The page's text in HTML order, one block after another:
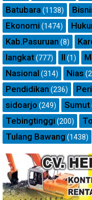
Batubara(1138)
Ekonomi (1474)
Kab.Pasuruan (8)
langkat(777) ll (1)
Nasional (314) Nias
Pendidikan (236)
sidoarjo (249) Sumut
Tebingtinggi (200)
Tulang Bawang (1438)